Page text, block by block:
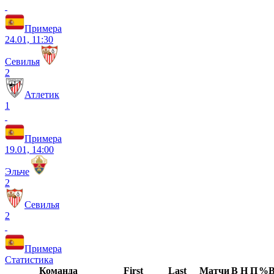
Примера
24.01, 11:30
Севилья
2
Атлетик
1
Примера
19.01, 14:00
Эльче
2
Севилья
2
Примера
Статистика
Команда
First Last МатчиВ Н П